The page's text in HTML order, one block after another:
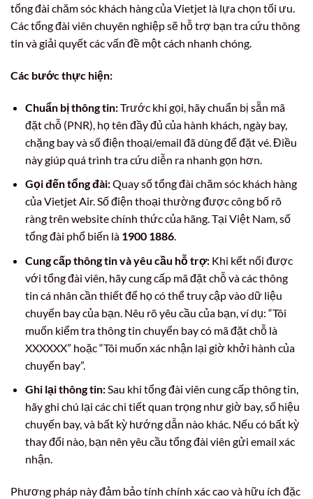
tổng đài chăm sóc khách hàng của Vietjet là lựa chọn tối ưu.
Các tổng đài viên chuyên nghiệp sẽ hỗ trợ bạn tra cứu thông
tin và giải quyết các vấn đề một cách nhanh chóng.
Các bước thực hiện:
Chuẩn bị thông tin:Trước khi gọi, hãy chuẩn bị sẵn mã
đặt chỗ (PNR), họ tên đầy đủ của hành khách, ngày bay,
chặng bay và số điện thoại/email đã dùng để đặt vé. Điều
này giúp quá trình tra cứu diễn ra nhanh gọn hơn.
Gọi đến tổng đài:Quay số tổng đài chăm sóc khách hàng
của Vietjet Air. Số điện thoại thường được công bố rõ
ràng trên website chính thức của hãng. Tại Việt Nam, số
tổng đài phổ biến là 1900 1886.
Cung cấp thông tin và yêu cầu hỗ trợ:Khi kết nối được
với tổng đài viên, hãy cung cấp mã đặt chỗ và các thông
tin cá nhân cần thiết để họ có thể truy cập vào dữ liệu
chuyến bay của bạn. Nêu rõ yêu cầu của bạn, ví dụ: “Tôi
muốn kiểm tra thông tin chuyến bay có mã đặt chỗ là
XXXXXX” hoặc “Tôi muốn xác nhận lại giờ khởi hành của
chuyến bay”.
Ghi lại thông tin:Sau khi tổng đài viên cung cấp thông tin,
hãy ghi chú lại các chi tiết quan trọng như giờ bay, số hiệu
chuyến bay, và bất kỳ hướng dẫn nào khác. Nếu có bất kỳ
thay đổi nào, bạn nên yêu cầu tổng đài viên gửi email xác
nhận.
Phương pháp này đảm bảo tính chính xác cao và hữu ích đặc